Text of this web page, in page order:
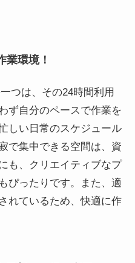
業環境！
つは、その24時間利用
ず自分のペースで作業を
しい日常のスケジュール
で集中できる空間は、資
も、クリエイティブなプ
ぴったりです。また、適
れているため、快適に作